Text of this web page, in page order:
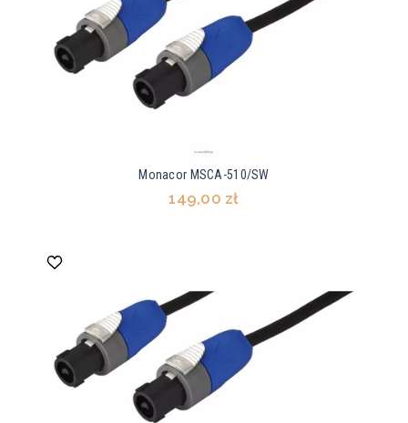
Monacor MSCA-510/SW
149,00 zł